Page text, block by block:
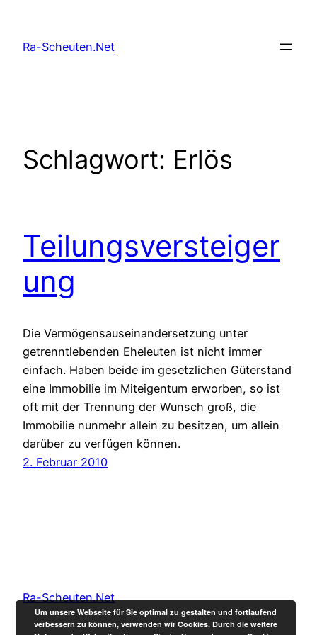
springen
Ra-Scheuten.Net
Schlagwort: Erlös
Teilungsversteiger
ung
Die Vermögensauseinandersetzung unter
getrenntlebenden Eheleuten ist nicht immer
einfach. Haben beide im gesetzlichen Güterstand
eine Immobilie im Miteigentum erworben, so ist
oft mit der Trennung der Wunsch groß, die
Immobilie nunmehr allein zu besitzen, um allein
darüber zu verfügen können.
2. Februar 2010
Ra-Scheuten.Net
Um unsere Webseite für Sie optimal zu gestalten und fortlaufend
verbessern zu können, verwenden wir Cookies. Durch die weitere